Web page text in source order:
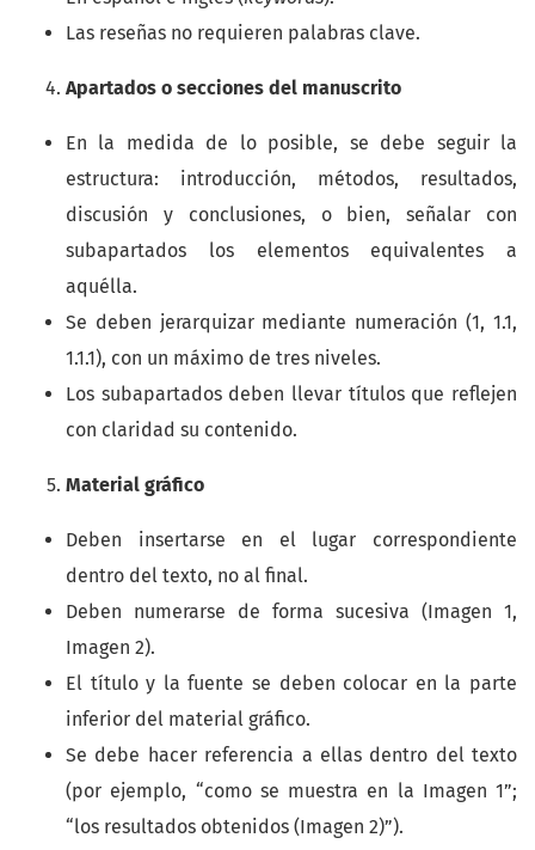
Las reseñas no requieren palabras clave.
Apartados o secciones del manuscrito
En la medida de lo posible, se debe seguir la
estructura: introducción, métodos, resultados,
discusión y conclusiones, o bien, señalar con
subapartados los elementos equivalentes a
aquélla.
Se deben jerarquizar mediante numeración (1, 1.1,
1.1.1), con un máximo de tres niveles.
Los subapartados deben llevar títulos que reflejen
con claridad su contenido.
Material gráfico
Deben insertarse en el lugar correspondiente
dentro del texto, no al final.
Deben numerarse de forma sucesiva (Imagen 1,
Imagen 2).
El título y la fuente se deben colocar en la parte
inferior del material gráfico.
Se debe hacer referencia a ellas dentro del texto
(por ejemplo, “como se muestra en la Imagen 1”;
“los resultados obtenidos (Imagen 2)”).